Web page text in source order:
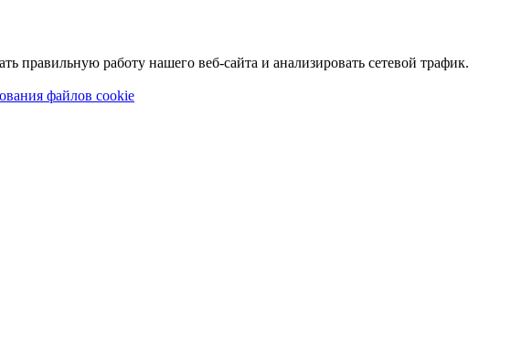
правильную работу нашего веб-сайта и анализировать сетевой трафик.
файлов cookie